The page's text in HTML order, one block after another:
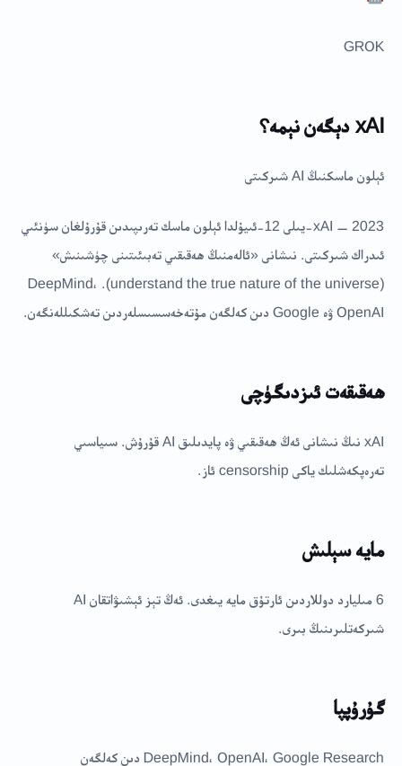
GROK
xAI دېگەن نېمە؟
ئېلون ماسكنىڭ AI شىركىتى
xAI — 2023-يىلى 12-ئىيۇلدا ئېلون ماسك تەرىپىدىن قۇرۇلغان سۈنئىي
ئىدراك شىركىتى. نىشانى «ئالەمنىڭ ھەقىقىي تەبىئىتىنى چۈشىنىش»
(understand the true nature of the universe). DeepMind،
OpenAI ۋە Google دىن كەلگەن مۇتەخەسسىسلەردىن تەشكىللەنگەن.
ھەقىقەت ئىزدىگۈچى
xAI نىڭ نىشانى ئەڭ ھەقىقىي ۋە پايدىلىق AI قۇرۇش. سىياسىي
تەرەپكەشلىك ياكى censorship ئاز.
مايە سېلىش
6 مىليارد دوللاردىن ئارتۇق مايە يىغدى. ئەڭ تېز ئېشىۋاتقان AI
شىركەتلىرىنىڭ بىرى.
گۇرۇپپا
DeepMind، OpenAI، Google Research دىن كەلگەن